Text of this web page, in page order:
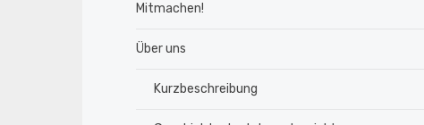
Mitmachen!
Über uns
Kurzbeschreibung